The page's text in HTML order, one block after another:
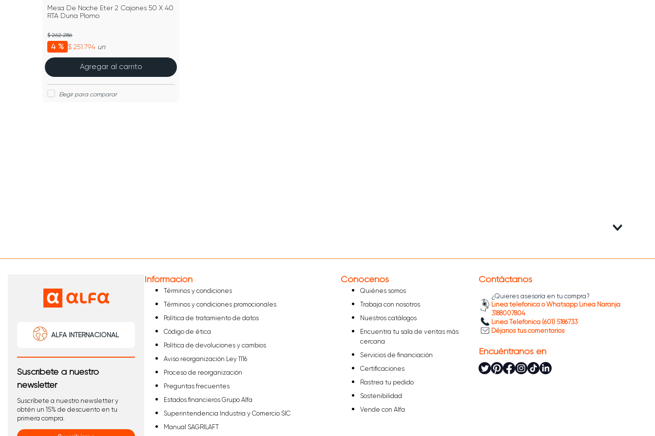
Mesa De Noche Eter 2 Cajones 50 X 40
RTA Duna Plomo
4 % $ 251.794
$ 262.286
un
Agregar al carrito
ALFA INTERNACIONAL
Suscríbete a nuestro
newsletter
Suscríbete a nuestro newsletter y
obtén un 15% de descuento en tu
primera compra.
Información
Términos y condiciones
Términos y condiciones promocionales
Política de tratamiento de datos
Código de ética
Política de devoluciones y cambios
Aviso reorganización Ley 1116
Proceso de reorganización
Preguntas frecuentes
Estados financieros Grupo Alfa
Superintendencia Industria y Comercio SIC
Manual SAGRILAFT
Conócenos
Quiénes somos
Trabaja con nosotros
Nuestros catálogos
Encuentra tu sala de ventas más
cercana
Servicios de financiación
Certificaciones
Rastrea tu pedido
Sostenibilidad
Vende con Alfa
Contáctanos
¿Quieres asesoría en tu compra?
Línea telefónica o Whatsapp Línea Naranja
3188007804
Línea Telefónica (601) 5186733
Déjanos tus comentarios
Encuéntranos en